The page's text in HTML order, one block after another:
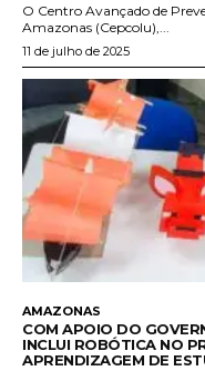
O Centro Avançado de
Amazonas (Cepcolu),...
11 de julho de 2025
AMAZONAS
COM APOIO DO
INCLUI ROBÓTICA NO
APRENDIZAGEM DE